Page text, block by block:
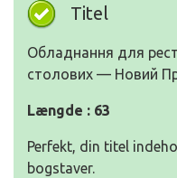
Titel
Обладнання для
столових — Новий
Længde : 63
Perfekt, din titel
bogstaver.